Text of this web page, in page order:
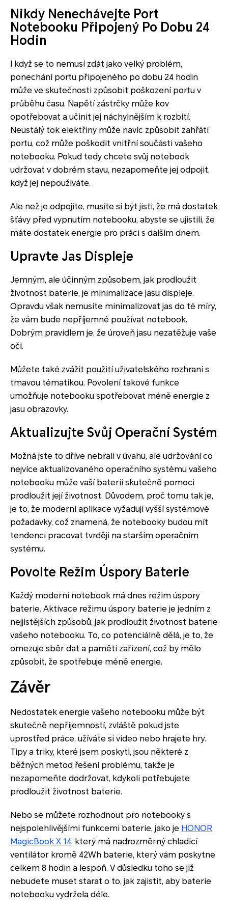
Nikdy Nenechávejte Port
Notebooku Připojený Po Dobu 24
Hodin
I když se to nemusí zdát jako velký problém,
ponechání portu připojeného po dobu 24 hodin
může ve skutečnosti způsobit poškození portu v
průběhu času. Napětí zástrčky může kov
opotřebovat a učinit jej náchylnějším k rozbití.
Neustálý tok elektřiny může navíc způsobit zahřátí
portu, což může poškodit vnitřní součásti vašeho
notebooku. Pokud tedy chcete svůj notebook
udržovat v dobrém stavu, nezapomeňte jej odpojit,
když jej nepoužíváte.
Ale než je odpojíte, musíte si být jisti, že má dostatek
šťávy před vypnutím notebooku, abyste se ujistili, že
máte dostatek energie pro práci s dalším dnem.
Upravte Jas Displeje
Jemným, ale účinným způsobem, jak prodloužit
životnost baterie, je minimalizace jasu displeje.
Opravdu však nemusíte minimalizovat jas do té míry,
že vám bude nepříjemné používat notebook.
Dobrým pravidlem je, že úroveň jasu nezatěžuje vaše
oči.
Můžete také zvážit použití uživatelského rozhraní s
tmavou tématikou. Povolení takové funkce
umožňuje notebooku spotřebovat méně energie z
jasu obrazovky.
Aktualizujte Svůj Operační Systém
Možná jste to dříve nebrali v úvahu, ale udržování co
nejvíce aktualizovaného operačního systému vašeho
notebooku může vaší baterii skutečně pomoci
prodloužit její životnost. Důvodem, proč tomu tak je,
je to, že moderní aplikace vyžadují vyšší systémové
požadavky, což znamená, že notebooky budou mít
tendenci pracovat tvrději na starším operačním
systému.
Povolte Režim Úspory Baterie
Každý moderní notebook má dnes režim úspory
baterie. Aktivace režimu úspory baterie je jedním z
nejjistějších způsobů, jak prodloužit životnost baterie
vašeho notebooku. To, co potenciálně dělá, je to, že
omezuje sběr dat a paměti zařízení, což by mělo
způsobit, že spotřebuje méně energie.
Závěr
Nedostatek energie vašeho notebooku může být
skutečně nepříjemností, zvláště pokud jste
uprostřed práce, užíváte si video nebo hrajete hry.
Tipy a triky, které jsem poskytl, jsou některé z
běžných metod řešení problému, takže je
nezapomeňte dodržovat, kdykoli potřebujete
prodloužit životnost baterie.
Nebo se můžete rozhodnout pro notebooky s
nejspolehlivějšími funkcemi baterie, jako je HONOR
MagicBook X 14, který má nadrozměrný chladicí
ventilátor kromě 42Wh baterie, který vám poskytne
celkem 8 hodin a lespoň. V důsledku toho se již
nebudete muset starat o to, jak zajistit, aby baterie
notebooku vydržela déle.